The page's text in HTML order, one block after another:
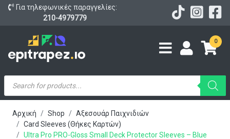
Για τηλεφωνικές παραγγελίες:
210-4979779
0
Products
search
Αρχική Shop
Αξεσουάρ Παιχνιδιών
Card Sleeves (Θήκες Καρτών)
Ultra Pro PRO-Gloss Small Deck Protector Sleeves – Blue